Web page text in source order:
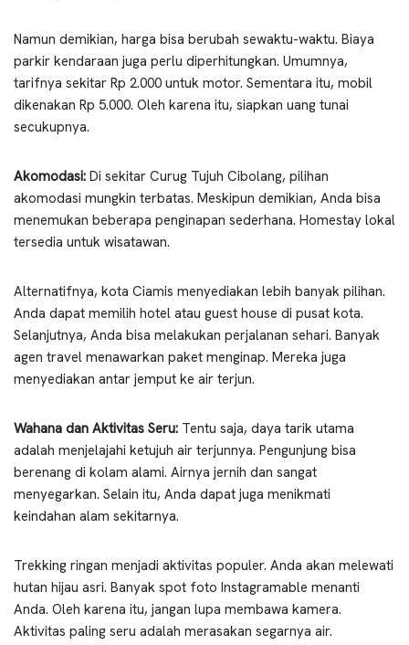
Namun demikian, harga bisa berubah sewaktu-waktu. Biaya
parkir kendaraan juga perlu diperhitungkan. Umumnya,
tarifnya sekitar Rp 2.000 untuk motor. Sementara itu, mobil
dikenakan Rp 5.000. Oleh karena itu, siapkan uang tunai
secukupnya.
Akomodasi: Di sekitar Curug Tujuh Cibolang, pilihan
akomodasi mungkin terbatas. Meskipun demikian, Anda bisa
menemukan beberapa penginapan sederhana. Homestay lokal
tersedia untuk wisatawan.
Alternatifnya, kota Ciamis menyediakan lebih banyak pilihan.
Anda dapat memilih hotel atau guest house di pusat kota.
Selanjutnya, Anda bisa melakukan perjalanan sehari. Banyak
agen travel menawarkan paket menginap. Mereka juga
menyediakan antar jemput ke air terjun.
Wahana dan Aktivitas Seru: Tentu saja, daya tarik utama
adalah menjelajahi ketujuh air terjunnya. Pengunjung bisa
berenang di kolam alami. Airnya jernih dan sangat
menyegarkan. Selain itu, Anda dapat juga menikmati
keindahan alam sekitarnya.
Trekking ringan menjadi aktivitas populer. Anda akan melewati
hutan hijau asri. Banyak spot foto Instagramable menanti
Anda. Oleh karena itu, jangan lupa membawa kamera.
Aktivitas paling seru adalah merasakan segarnya air.